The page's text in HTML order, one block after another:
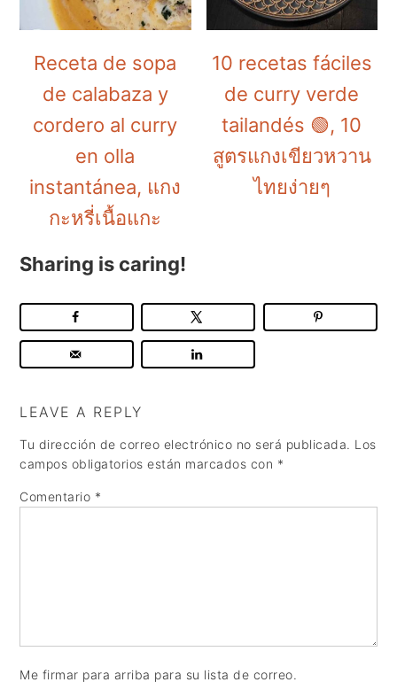
Receta de sopa
de calabaza y
cordero al curry
en olla
instantánea, แกง
กะหรี่เนื้อแกะ
10 recetas fáciles
de curry verde
tailandés 🟢, 10
สูตรแกงเขียวหวาน
ไทยง่ายๆ
Sharing is caring!
LEAVE A REPLY
Tu dirección de correo electrónico no será publicada. Los
campos obligatorios están marcados con *
Comentario *
Me firmar para arriba para su lista de correo.